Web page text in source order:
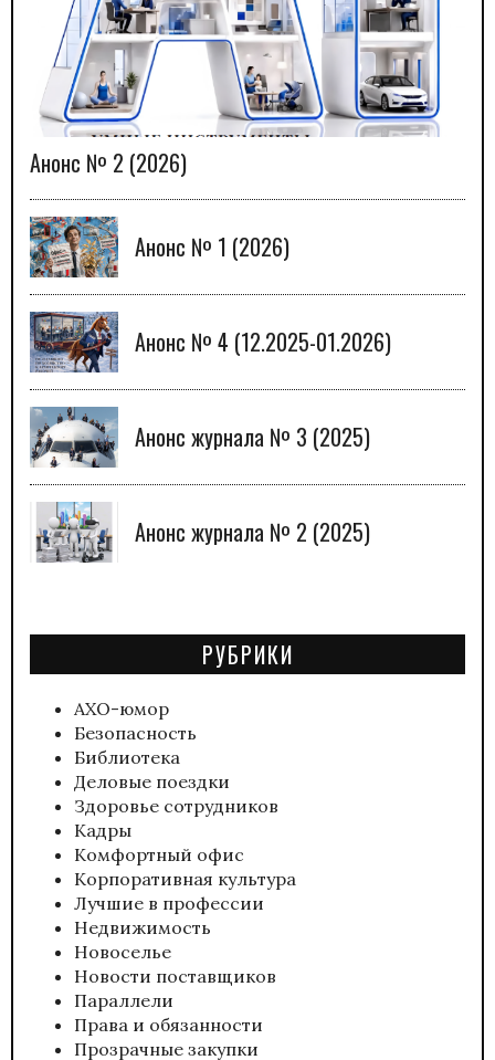
Анонс № 2 (2026)
Анонс № 1 (2026)
Анонс № 4 (12.2025-01.2026)
Анонс журнала № 3 (2025)
Анонс журнала № 2 (2025)
РУБРИКИ
АХО-юмор
Безопасность
Библиотека
Деловые поездки
Здоровье сотрудников
Кадры
Комфортный офис
Корпоративная культура
Лучшие в профессии
Недвижимость
Новоселье
Новости поставщиков
Параллели
Права и обязанности
Прозрачные закупки